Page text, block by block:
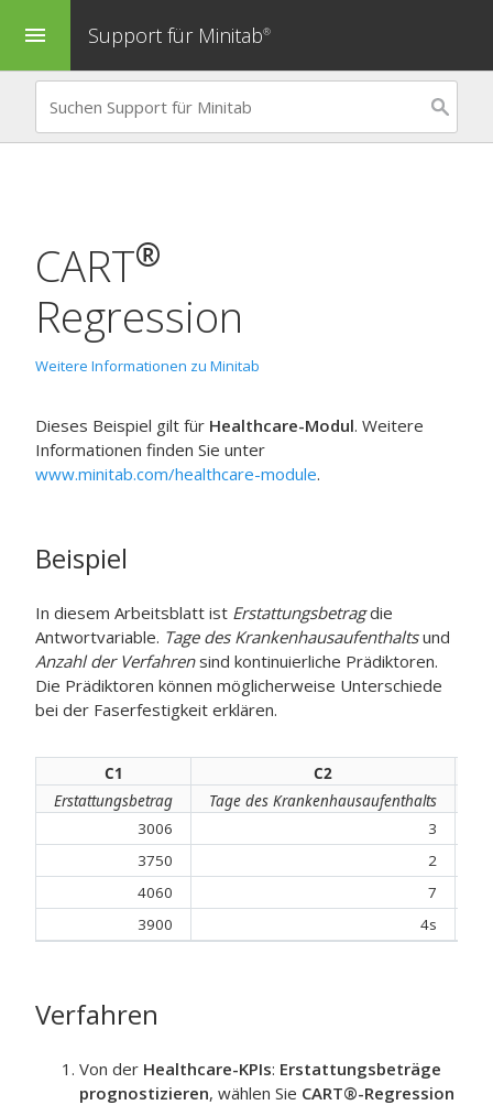
menu Support für Minitab®
CART®
Regression
Weitere Informationen zu Minitab
Dieses Beispiel gilt für Healthcare-Modul. Weitere
Informationen finden Sie unter
www.minitab.com/healthcare-module.
Beispiel
In diesem Arbeitsblatt ist Erstattungsbetragdie
Antwortvariable. Tage des Krankenhausaufenthaltsund
Anzahl der Verfahrensind kontinuierliche Prädiktoren.
Die Prädiktoren können möglicherweise Unterschiede
bei der Faserfestigkeit erklären.
C1
C2
Erstattungsbetrag
Tage des Krankenhausaufenthalts
3006
3
3750
2
4060
7
3900
4s
Verfahren
Von der Healthcare-KPIs: Erstattungsbeträge
prognostizieren, wählen Sie CART®-Regression